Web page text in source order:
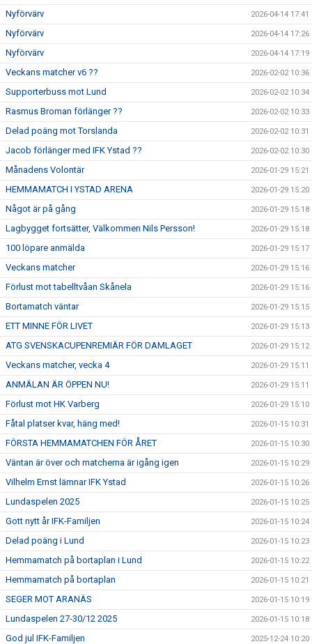
Nyförvärv 2026-04-14 17:41
Nyförvärv 2026-04-14 17:26
Nyförvärv 2026-04-14 17:19
Veckans matcher v6 ?? 2026-02-02 10:36
Supporterbuss mot Lund 2026-02-02 10:34
Rasmus Broman förlänger ?? 2026-02-02 10:33
Delad poäng mot Torslanda 2026-02-02 10:31
Jacob förlänger med IFK Ystad ?? 2026-02-02 10:30
Månadens Volontär 2026-01-29 15:21
HEMMAMATCH I YSTAD ARENA 2026-01-29 15:20
Något är på gång 2026-01-29 15:18
Lagbygget fortsätter, Välkommen Nils Persson! 2026-01-29 15:18
100 löpare anmälda 2026-01-29 15:17
Veckans matcher 2026-01-29 15:16
Förlust mot tabelltvåan Skånela 2026-01-29 15:16
Bortamatch väntar 2026-01-29 15:15
ETT MINNE FÖR LIVET 2026-01-29 15:13
ATG SVENSKACUPENREMIÄR FÖR DAMLAGET 2026-01-29 15:12
Veckans matcher, vecka 4 2026-01-29 15:11
ANMÄLAN ÄR ÖPPEN NU! 2026-01-29 15:11
Förlust mot HK Varberg 2026-01-29 15:10
Fåtal platser kvar, häng med! 2026-01-15 10:31
FÖRSTA HEMMAMATCHEN FÖR ÅRET 2026-01-15 10:30
Väntan är över och matcherna är igång igen 2026-01-15 10:29
Vilhelm Ernst lämnar IFK Ystad 2026-01-15 10:26
Lundaspelen 2025 2026-01-15 10:25
Gott nytt år IFK-Familjen 2026-01-15 10:24
Delad poäng i Lund 2026-01-15 10:23
Hemmamatch på bortaplan i Lund 2026-01-15 10:22
Hemmamatch på bortaplan 2026-01-15 10:21
SEGER MOT ARANÄS 2026-01-15 10:19
Lundaspelen 27-30/12 2025 2026-01-15 10:18
God jul IFK-Familjen 2025-12-24 10:20